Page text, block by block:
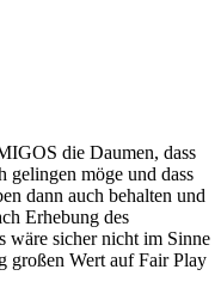
die Daumen, dass
gelingen möge und dass
dann auch behalten und
Erhebung des
wäre sicher nicht im Sinne
großen Wert auf Fair Play